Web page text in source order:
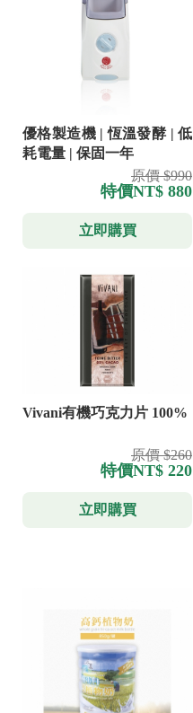
優格製造機 | 恆溫發酵 | 低
耗電量 | 保固一年
原價 $990
特價NT$ 880
立即購買
Vivani有機巧克力片 100%
原價 $260
特價NT$ 220
立即購買